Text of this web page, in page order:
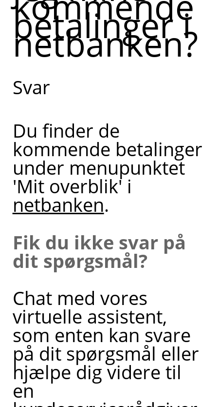
betalinger i
netbanken?
Svar
Du finder de
kommende betalinger
under menupunktet
'Mit overblik' i
netbanken.
Fik du ikke svar på
dit spørgsmål?
Chat med vores
virtuelle assistent,
som enten kan svare
på dit spørgsmål eller
hjælpe dig videre til
en
du finder
dine
kommende
netbanken.
fortælle
lidt mere
om, hvad
du har
brug for
hjælp til?
Hvis du
kan jeg
også
sætte dig
i kontakt
med en
af mine